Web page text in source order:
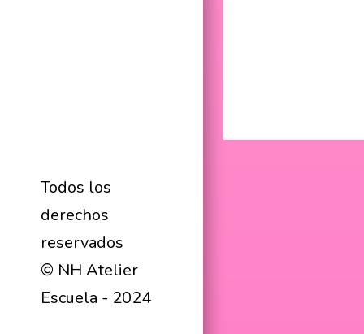
Todos los
derechos
reservados
© NH Atelier
Escuela - 2024